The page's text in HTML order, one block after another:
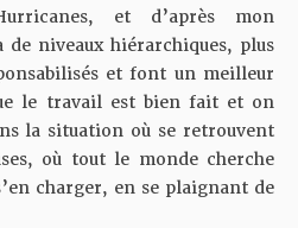
et d’après mon
niveaux hiérarchiques, plus
et font un meilleur
le travail est bien fait et on
la situation où se retrouvent
où tout le monde cherche
charger, en se plaignant de